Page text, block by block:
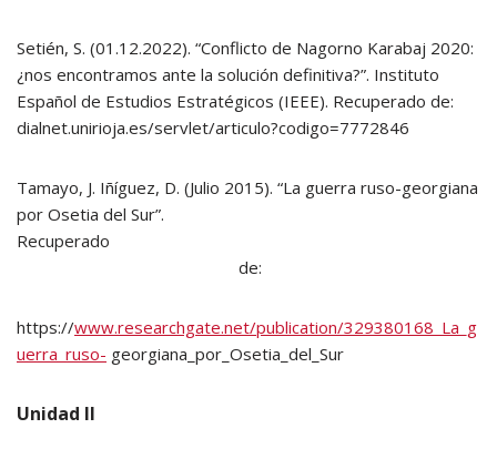
Setién, S. (01.12.2022). “Conflicto de Nagorno Karabaj 2020:
¿nos encontramos ante la solución definitiva?”. Instituto
Español de Estudios Estratégicos (IEEE). Recuperado de:
dialnet.unirioja.es/servlet/articulo?codigo=7772846
Tamayo, J. Iñíguez, D. (Julio 2015). “La guerra ruso-georgiana
por Osetia del Sur”.
Recuperado
de:
https://www.researchgate.net/publication/329380168_La_g
uerra_ruso- georgiana_por_Osetia_del_Sur
Unidad II